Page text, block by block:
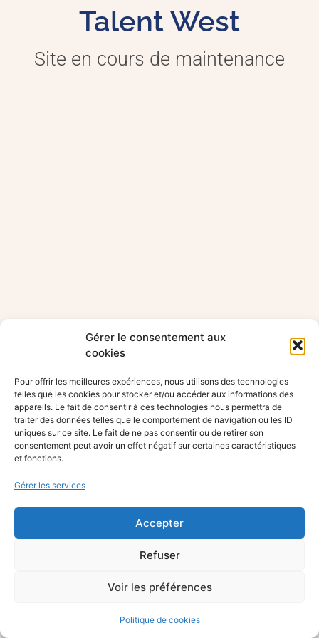
Gérer le consentement aux
cookies
Pour offrir les meilleures expériences, nous utilisons des technologies
telles que les cookies pour stocker et/ou accéder aux informations des
appareils. Le fait de consentir à ces technologies nous permettra de
traiter des données telles que le comportement de navigation ou les ID
uniques sur ce site. Le fait de ne pas consentir ou de retirer son
consentement peut avoir un effet négatif sur certaines caractéristiques
et fonctions.
Gérer les services
Accepter
Refuser
Voir les préférences
Politique de cookies
Talent West
Site en cours de maintenance